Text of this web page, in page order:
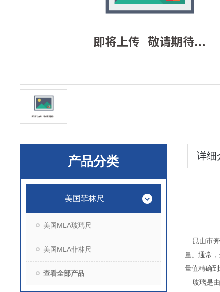
产品分类
美国菲林尺
美国MLA玻璃尺
美国MLA菲林尺
查看全部产品
详细
昆山市奔
量。通常
量值精
玻璃是由